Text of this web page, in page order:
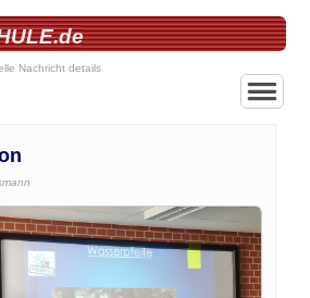
Nachricht details